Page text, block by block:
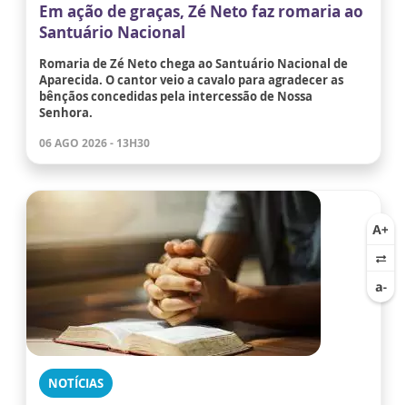
Em ação de graças, Zé Neto faz romaria ao
Santuário Nacional
Romaria de Zé Neto chega ao Santuário Nacional de
Aparecida. O cantor veio a cavalo para agradecer as
bênçãos concedidas pela intercessão de Nossa
Senhora.
06 AGO 2026 - 13H30
NOTÍCIAS